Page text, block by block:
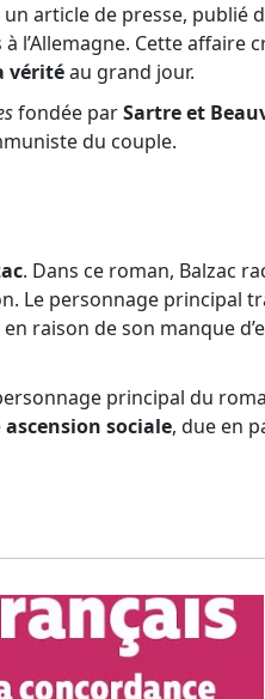
un article de presse, publié
Cette affaire
véritéau grand jour.
fondée parSartre et
du couple.
. Dans ce roman, Balzac
Le personnage principal
raison de son manque
principal du
ascension sociale, due en